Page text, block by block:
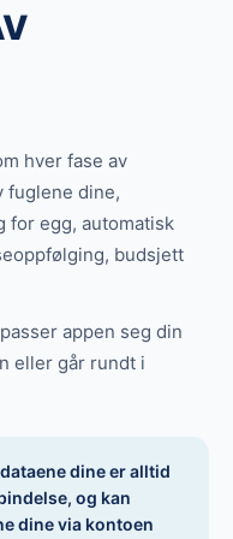
hver fase av
fuglene dine,
for egg, automatisk
budsjett
appen seg din
eller går rundt i
dine er alltid
og kan
dine via kontoen